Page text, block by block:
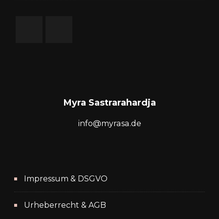
Myra Sastrarahardja
info@myrasa.de
Impressum & DSGVO
Urheberrecht & AGB